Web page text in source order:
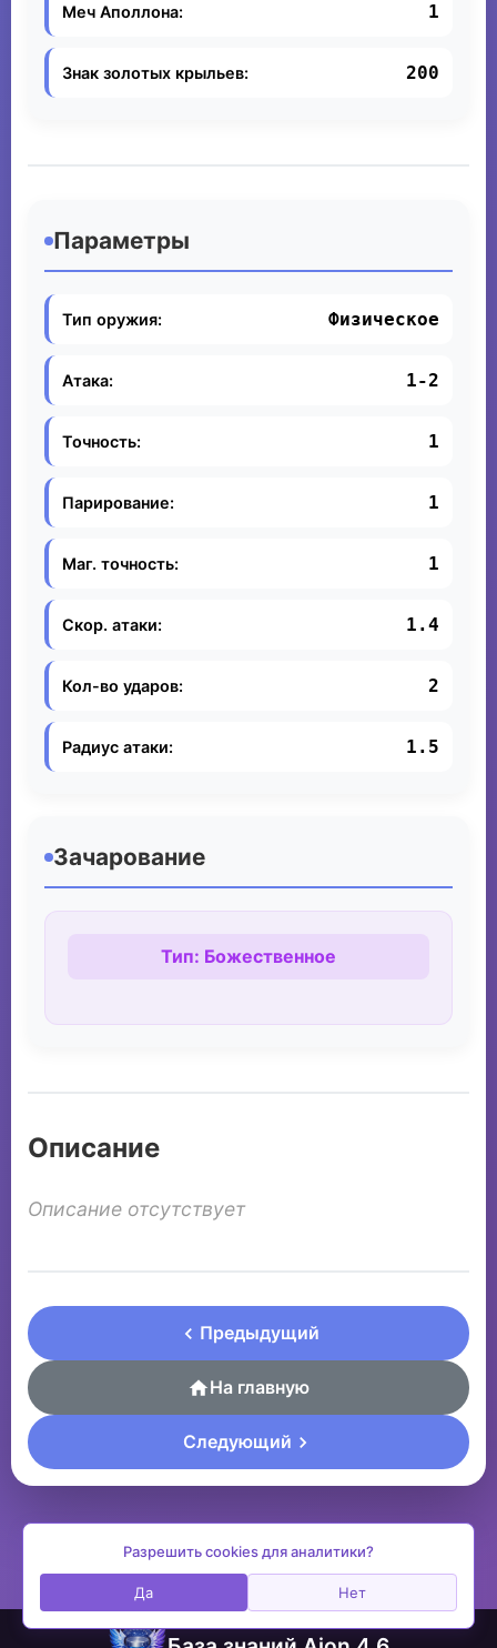
Меч Аполлона: 1
Знак золотых крыльев: 200
Параметры
Тип оружия: Физическое
Атака: 1-2
Точность: 1
Парирование: 1
Маг. точность: 1
Скор. атаки: 1.4
Кол-во ударов: 2
Радиус атаки: 1.5
Зачарование
Тип: Божественное
Описание
Описание отсутствует
Предыдущий
На главную
Следующий
Разрешить cookies для аналитики?
Да Нет